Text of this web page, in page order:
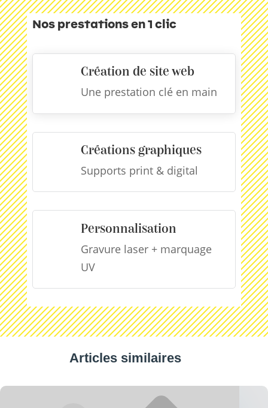
Nos prestations en 1 clic
Création de site web
Une prestation clé en main
Créations graphiques
Supports print & digital
Personnalisation
Gravure laser + marquage
UV
Articles similaires